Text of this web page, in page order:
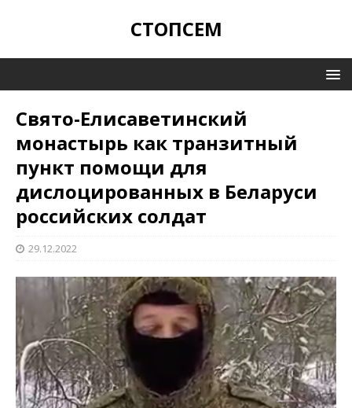
СТОПСЕМ
Свято-Елисаветинский
монастырь как транзитный
пункт помощи для
дислоцированных в Беларуси
российских солдат
29.12.2022